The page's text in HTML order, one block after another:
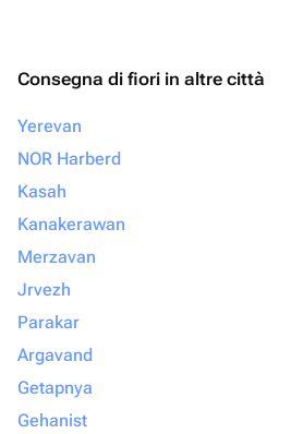
Consegna di fiori in altre città
Yerevan
NOR Harberd
Kasah
Kanakerawan
Merzavan
Jrvezh
Parakar
Argavand
Getapnya
Gehanist